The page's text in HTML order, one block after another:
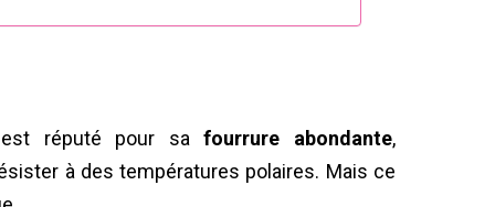
réputé pour safourrure abondante,
à des températures polaires. Mais ce